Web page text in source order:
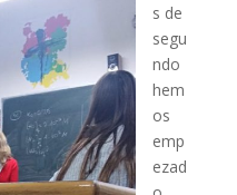
s de
segu
ndo
hem
os
emp
ezad